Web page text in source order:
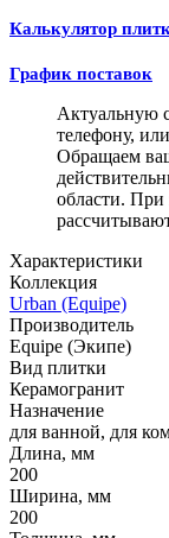
Калькулятор
График поставок
Актуальную
телефону,
Обращаем
области.
Характеристики
Коллекция
Urban (Equipe)
Производитель
Equipe (Экипе)
Вид плитки
Керамогранит
Назначение
для ванной, для
Длина, мм
200
Ширина, мм
200